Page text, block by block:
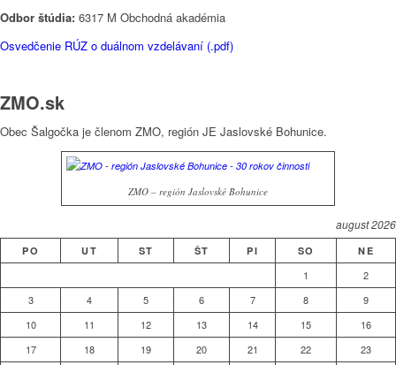
Odbor štúdia: 6317 M Obchodná akadémia
Osvedčenie RÚZ o duálnom vzdelávaní (.pdf)
ZMO.sk
Obec Šalgočka je členom ZMO, región JE Jaslovské Bohunice.
ZMO – región Jaslovské Bohunice
august 2026
PO UT ST ŠT PI SO NE
1
2
3
4 5 6 7 8
9
10
11 12 13 14 15
16
17
18 19 20 21 22
23